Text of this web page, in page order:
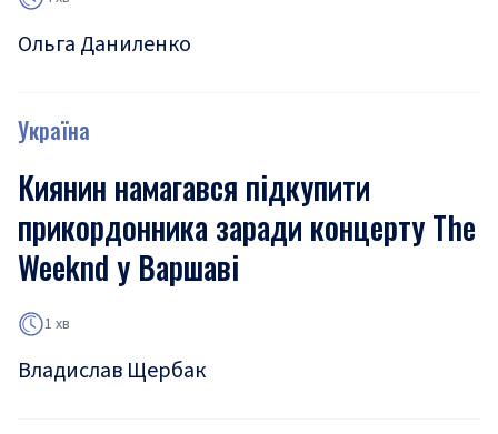
Ольга Даниленко
Україна
Киянин намагався підкупити
прикордонника заради концерту The
Weeknd у Варшаві
1 хв
Владислав Щербак